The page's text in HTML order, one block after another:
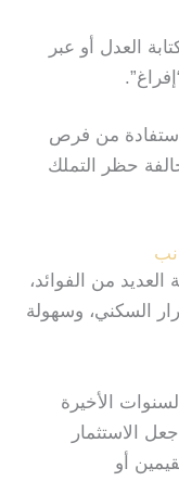
العدل أو عبر
من فرص
حظر التملك
من الفوائد،
السكني، وسهولة
الأخيرة
الاستثمار
أو